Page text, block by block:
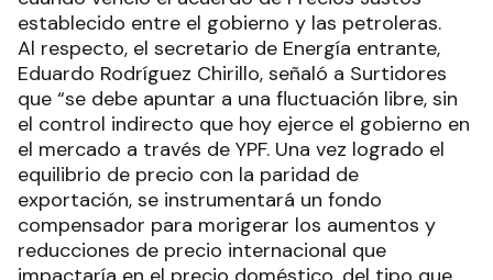
establecido entre el gobierno y las petroleras.
Al respecto, el secretario de Energía entrante,
Eduardo Rodríguez Chirillo, señaló a Surtidores
que “se debe apuntar a una fluctuación libre, sin
el control indirecto que hoy ejerce el gobierno en
el mercado a través de YPF. Una vez logrado el
equilibrio de precio con la paridad de
exportación, se instrumentará un fondo
compensador para morigerar los aumentos y
reducciones de precio internacional que